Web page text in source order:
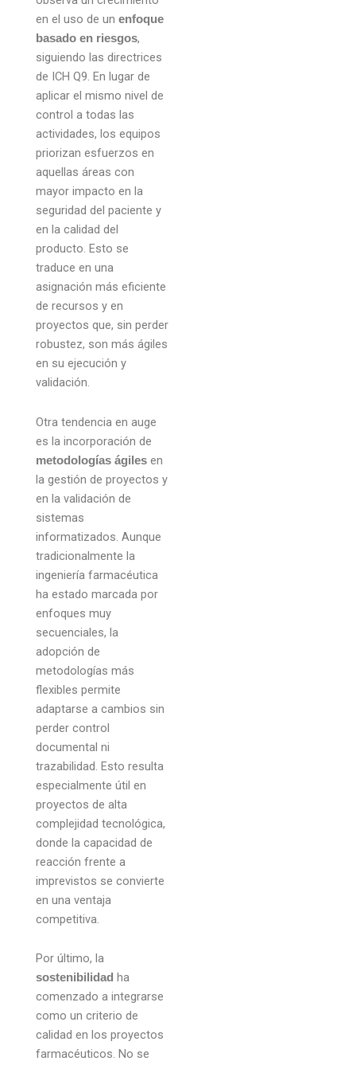
en el uso de un enfoque
basado en riesgos,
siguiendo las directrices
de ICH Q9. En lugar de
aplicar el mismo nivel de
control a todas las
actividades, los equipos
priorizan esfuerzos en
aquellas áreas con
mayor impacto en la
seguridad del paciente y
en la calidad del
producto. Esto se
traduce en una
asignación más eficiente
de recursos y en
proyectos que, sin perder
robustez, son más ágiles
en su ejecución y
validación.
Otra tendencia en auge
es la incorporación de
metodologías ágilesen
la gestión de proyectos y
en la validación de
sistemas
informatizados. Aunque
tradicionalmente la
ingeniería farmacéutica
ha estado marcada por
enfoques muy
secuenciales, la
adopción de
metodologías más
flexibles permite
adaptarse a cambios sin
perder control
documental ni
trazabilidad. Esto resulta
especialmente útil en
proyectos de alta
complejidad tecnológica,
donde la capacidad de
reacción frente a
imprevistos se convierte
en una ventaja
competitiva.
Por último, la
sostenibilidad ha
comenzado a integrarse
como un criterio de
calidad en los proyectos
farmacéuticos. No se